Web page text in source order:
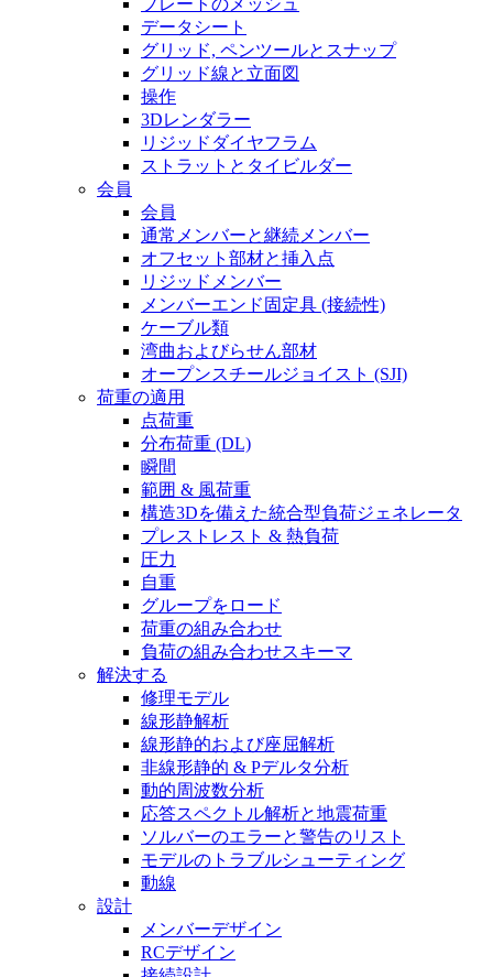
プレートのメッシュ
データシート
グリッド, ペンツールとスナップ
グリッド線と立面図
操作
3Dレンダラー
リジッドダイヤフラム
ストラットとタイビルダー
会員
会員
通常メンバーと継続メンバー
オフセット部材と挿入点
リジッドメンバー
メンバーエンド固定具 (接続性)
ケーブル類
湾曲およびらせん部材
オープンスチールジョイスト (SJI)
荷重の適用
点荷重
分布荷重 (DL)
瞬間
範囲 & 風荷重
構造3Dを備えた統合型負荷ジェネレータ
プレストレスト & 熱負荷
圧力
自重
グループをロード
荷重の組み合わせ
負荷の組み合わせスキーマ
解決する
修理モデル
線形静解析
線形静的および座屈解析
非線形静的 & Pデルタ分析
動的周波数分析
応答スペクトル解析と地震荷重
ソルバーのエラーと警告のリスト
モデルのトラブルシューティング
動線
設計
メンバーデザイン
RCデザイン